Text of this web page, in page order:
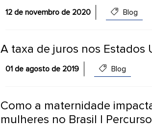
12 de novembro de 2020 Blog
A taxa de juros nos Estados
01 de agosto de 2019 Blog
Como a maternidade
mulheres no Brasil |